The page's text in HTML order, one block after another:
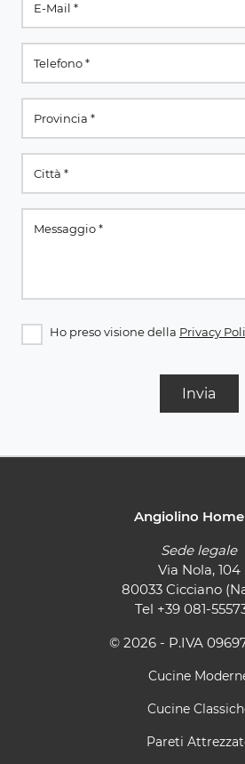
Ho preso visione della Privacy
Invia
Angiolino Home
Sede legale
Via Nola, 104
80033 Cicciano
Tel +39 081-
© 2026 - P.IVA
Cucine
Cucine
Pareti